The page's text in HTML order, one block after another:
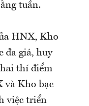
tuần.
HNX, Kho
đa giá, huy
thí điểm
và Kho bạc
việc triển